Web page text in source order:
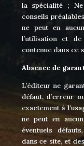
la spécialité ;
conseils
ne peut en
l’utilisation et de
contenue dans ce
Absence de
L’éditeur ne
défaut, d’erreur
exactement à
ne peut en
éventuels
dans ce site, et